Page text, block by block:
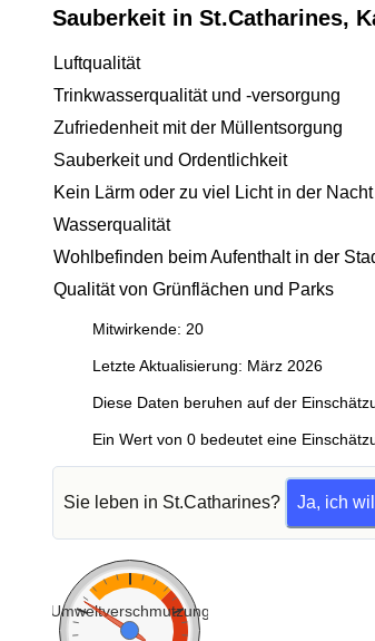
Sauberkeit in St.Catharines,
Luftqualität
Trinkwasserqualität und -versorgung
Zufriedenheit mit der Müllentsorgung
Sauberkeit und Ordentlichkeit
Kein Lärm oder zu viel Licht in der Nacht
Wasserqualität
Wohlbefinden beim Aufenthalt in der
Qualität von Grünflächen und Parks
Mitwirkende: 20
Letzte Aktualisierung: März 2026
Diese Daten beruhen auf der
Ein Wert von 0 bedeutet eine
Sie leben in St.Catharines? Ja, ich
Umweltverschmutzung